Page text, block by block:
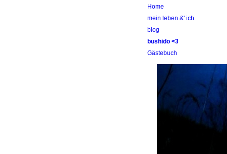
Home
mein leben &' ich
blog
bushido <3
Gästebuch